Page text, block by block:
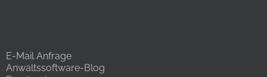
E-Mail Anfrage
Anwaltssoftware-Blog